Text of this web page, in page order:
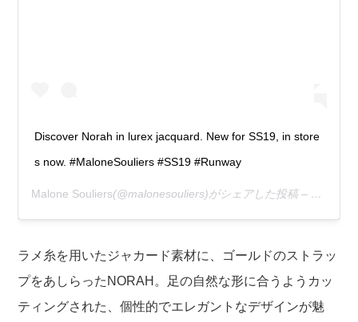
Discover Norah in lurex jacquard. New for SS19, in store
s now. #MaloneSouliers #SS19 #Runway
Malone Souliers(@malonesouliers)がシェアした投稿 – 2019年
ラメ糸を用いたジャカード素材に、ゴールドのストラッ
プをあしらったNORAH。 足の自然な形に合うようカッ
ティングされた、個性的でエレガントなデザインが魅